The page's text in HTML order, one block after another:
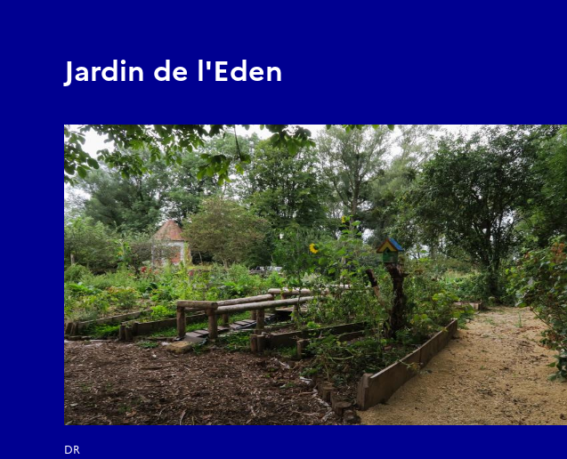
Jardin de l'Eden
DR